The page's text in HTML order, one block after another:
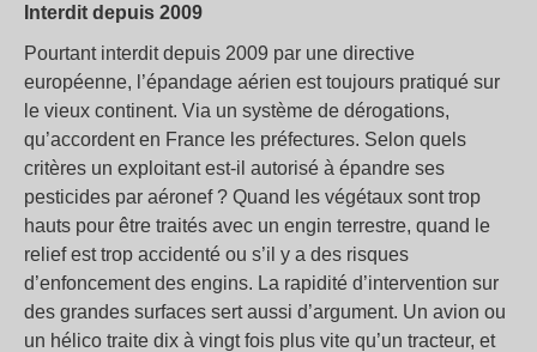
Interdit depuis 2009
Pourtant interdit depuis 2009 par une directive
européenne, l’épandage aérien est toujours pratiqué sur
le vieux continent. Via un système de dérogations,
qu’accordent en France les préfectures. Selon quels
critères un exploitant est-il autorisé à épandre ses
pesticides par aéronef ? Quand les végétaux sont trop
hauts pour être traités avec un engin terrestre, quand le
relief est trop accidenté ou s’il y a des risques
d’enfoncement des engins. La rapidité d’intervention sur
des grandes surfaces sert aussi d’argument. Un avion ou
un hélico traite dix à vingt fois plus vite qu’un tracteur, et